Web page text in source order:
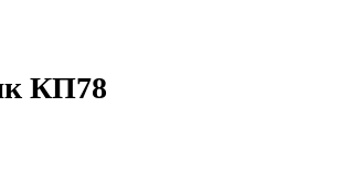
КП78